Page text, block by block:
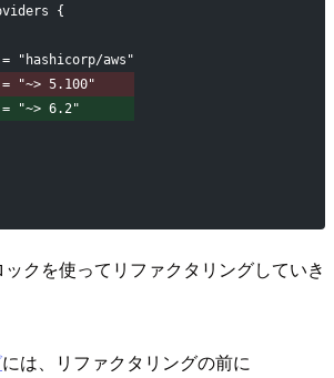
{
"hashicorp/aws"
"~> 5.100"
"~> 6.2"
クを使ってリファクタリングしていき
には、リファクタリングの前に